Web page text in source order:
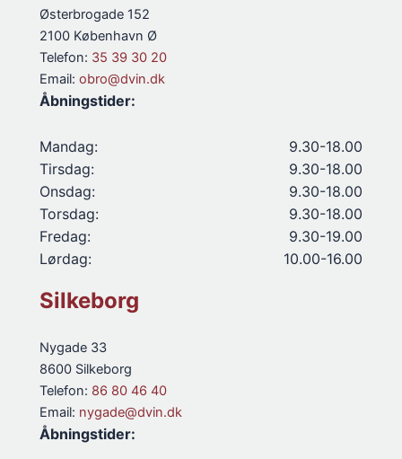
Østerbrogade 152
2100 København Ø
Telefon: 35 39 30 20
Email: obro@dvin.dk
Åbningstider:
Mandag:
9.30-18.00
Tirsdag:
9.30-18.00
Onsdag:
9.30-18.00
Torsdag:
9.30-18.00
Fredag:
9.30-19.00
Lørdag:
10.00-16.00
Silkeborg
Nygade 33
8600 Silkeborg
Telefon: 86 80 46 40
Email: nygade@dvin.dk
Åbningstider: